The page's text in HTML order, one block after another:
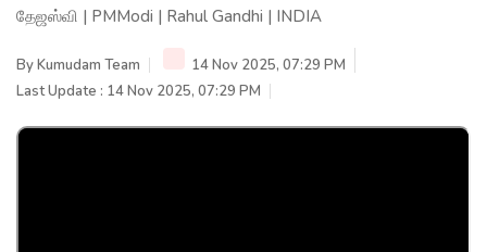
தேஜஸ்வி | PMModi | Rahul Gandhi | INDIA
ByKumudam Team
14 Nov 2025, 07:29 PM
Last Update : 14 Nov 2025, 07:29 PM